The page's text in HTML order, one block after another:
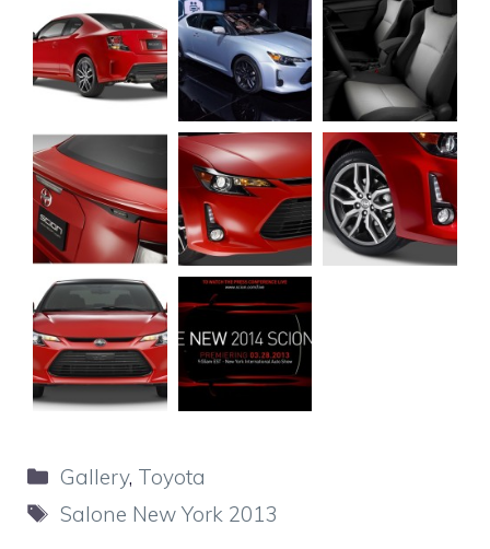
Categorie
Gallery, Toyota
Tag
Salone New York 2013